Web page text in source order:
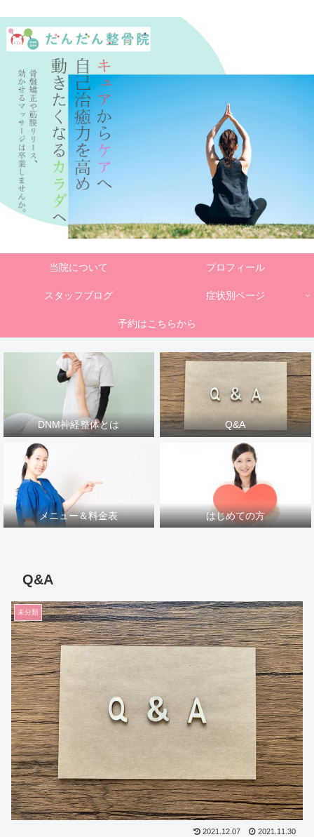
当院について プロフィール
スタッフブログ 症状別ページ
予約はこちらから
DNM神経整体とは Q&A
メニュー＆料金表 はじめての方
Q&A
未分類
2021.12.07 2021.11.30